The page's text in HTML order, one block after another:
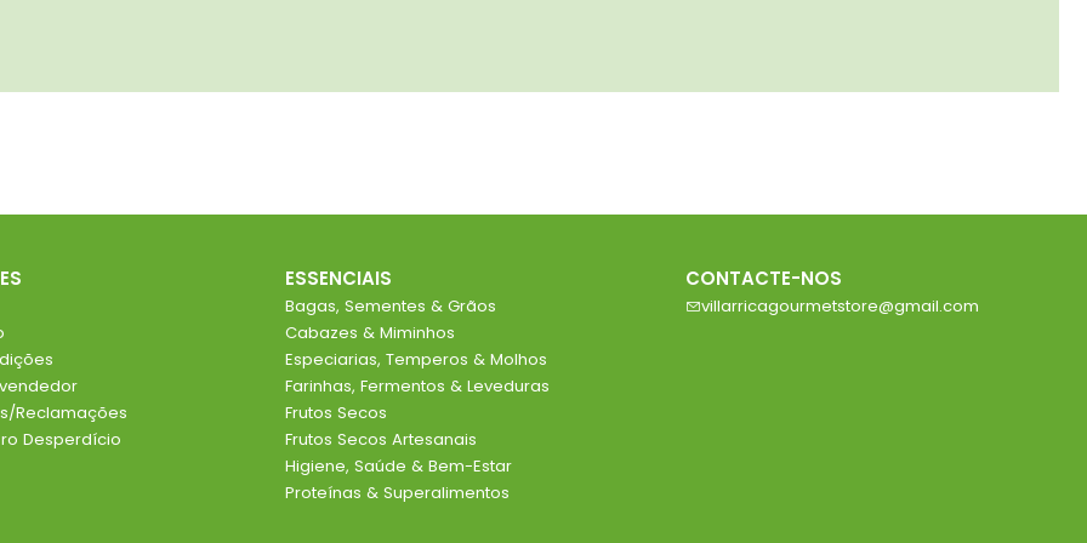
Reclamações
Desperdício
ESSENCIAIS
Bagas, Sementes & Grãos
Cabazes & Miminhos
Especiarias, Temperos & Molhos
Farinhas, Fermentos & Leveduras
Frutos Secos
Frutos Secos Artesanais
Higiene, Saúde & Bem-Estar
Proteínas & Superalimentos
CONTACTE-NOS
villarricagourmetstore@gmail.com